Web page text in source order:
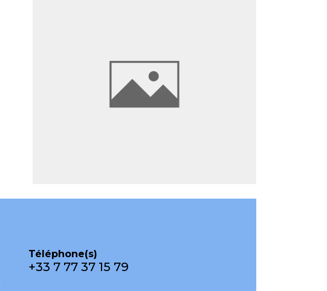
Téléphone(s)
+33 7 77 37 15 79